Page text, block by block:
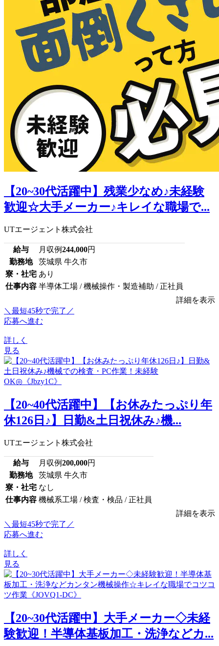
【20~30代活躍中】残業少なめ♪未経験
歓迎☆大手メーカー♪キレイな職場で...
UTエージェント株式会社
給与 月収例244,000円
勤務地
茨城県 牛久市
寮・社宅 あり
仕事内容 半導体工場 / 機械操作・製造補助 / 正社員
詳細を表示
＼最短45秒で完了／
応募へ進む
詳しく
見る
【20~40代活躍中】【お休みたっぷり年
休126日♪】日勤&土日祝休み♪機...
UTエージェント株式会社
給与 月収例200,000円
勤務地
茨城県 牛久市
寮・社宅 なし
仕事内容 機械系工場 / 検査・検品 / 正社員
詳細を表示
＼最短45秒で完了／
応募へ進む
詳しく
見る
【20~30代活躍中】大手メーカー◇未経
験歓迎！半導体基板加工・洗浄などカ...